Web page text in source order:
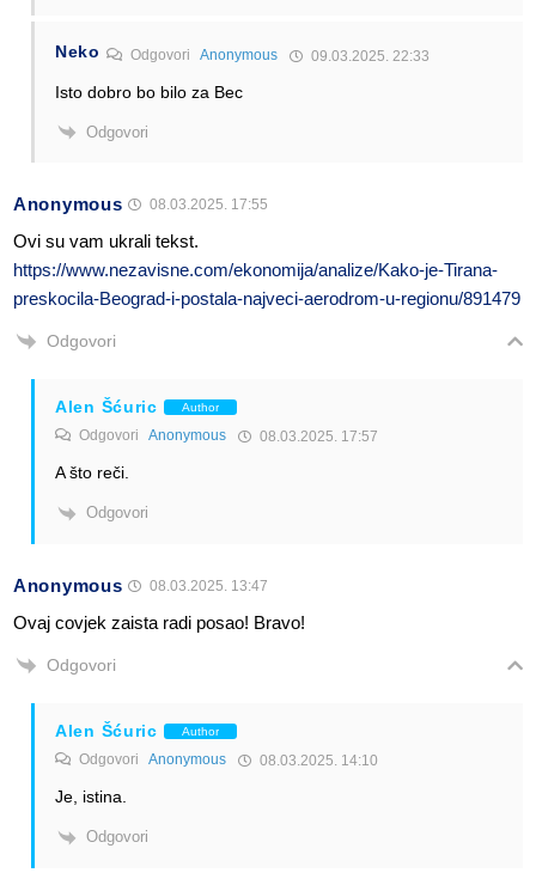
Neko Odgovori Anonymous 09.03.2025. 22:33
Isto dobro bo bilo za Bec
Odgovori
Anonymous 08.03.2025. 17:55
Ovi su vam ukrali tekst.
https://www.nezavisne.com/ekonomija/analize/Kako-je-Tirana-
preskocila-Beograd-i-postala-najveci-aerodrom-u-regionu/891479
Odgovori
Alen Šćuric Author
Odgovori Anonymous 08.03.2025. 17:57
A što reči.
Odgovori
Anonymous 08.03.2025. 13:47
Ovaj covjek zaista radi posao! Bravo!
Odgovori
Alen Šćuric Author
Odgovori Anonymous 08.03.2025. 14:10
Je, istina.
Odgovori